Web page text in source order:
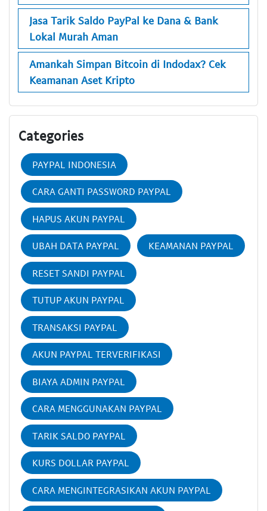
Jasa Tarik Saldo PayPal ke Dana & Bank
Lokal Murah Aman
Amankah Simpan Bitcoin di Indodax? Cek
Keamanan Aset Kripto
Categories
PAYPAL INDONESIA
CARA GANTI PASSWORD PAYPAL
HAPUS AKUN PAYPAL
UBAH DATA PAYPAL KEAMANAN PAYPAL
RESET SANDI PAYPAL
TUTUP AKUN PAYPAL
TRANSAKSI PAYPAL
AKUN PAYPAL TERVERIFIKASI
BIAYA ADMIN PAYPAL
CARA MENGGUNAKAN PAYPAL
TARIK SALDO PAYPAL
KURS DOLLAR PAYPAL
CARA MENGINTEGRASIKAN AKUN PAYPAL